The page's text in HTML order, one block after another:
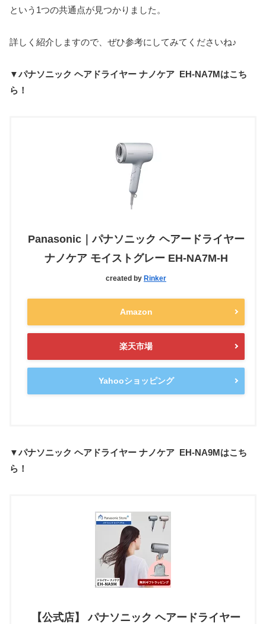
という1つの共通点が見つかりました。
詳しく紹介しますので、ぜひ参考にしてみてくださいね♪
▼パナソニック ヘアドライヤー ナノケア EH-NA7Mはこち
ら！
Panasonic｜パナソニック ヘアードライヤー
ナノケア モイストグレー EH-NA7M-H
created by Rinker
Amazon
楽天市場
Yahooショッピング
▼パナソニック ヘアドライヤー ナノケア EH-NA9Mはこち
ら！
【公式店】 パナソニック ヘアードライヤー